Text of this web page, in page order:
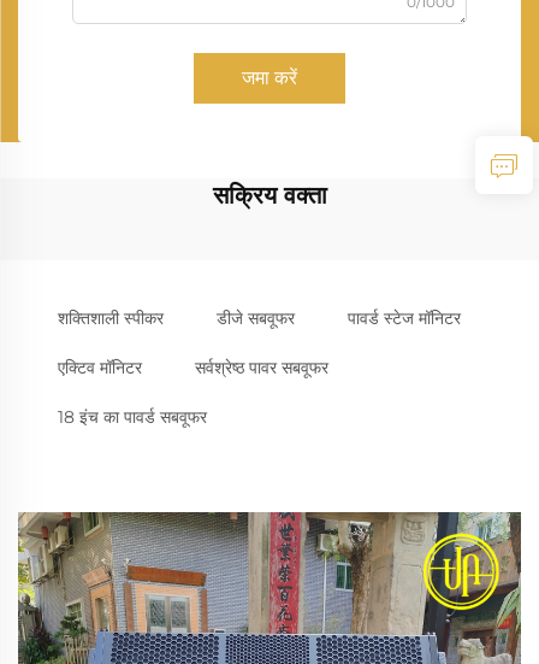
जमा करें
सक्रिय वक्ता
शक्तिशाली स्पीकर डीजे सबवूफर पावर्ड स्टेज मॉनिटर
एक्टिव मॉनिटर सर्वश्रेष्ठ पावर सबवूफर
18 इंच का पावर्ड सबवूफर